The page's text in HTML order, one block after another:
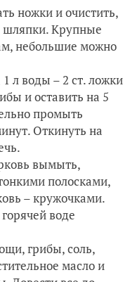
ножки и очистить,
шляпки. Крупные
небольшие можно
л воды – 2 ст. ложки
и оставить на 5
промыть
Откинуть на
вымыть,
полосками,
– кружочками.
воде
грибы, соль,
масло и